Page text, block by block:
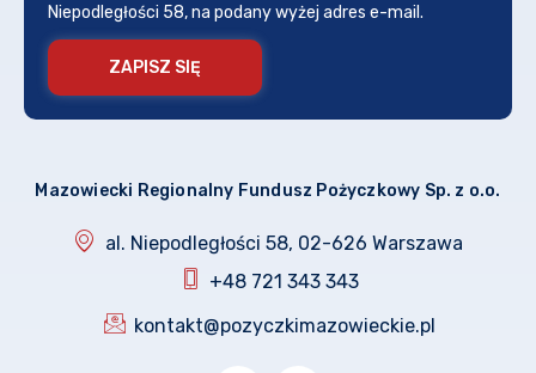
Niepodległości 58, na podany wyżej adres e-mail.
ZAPISZ SIĘ
Mazowiecki Regionalny Fundusz Pożyczkowy Sp. z o.o.
al. Niepodległości 58, 02-626 Warszawa
+48 721 343 343
kontakt@pozyczkimazowieckie.pl